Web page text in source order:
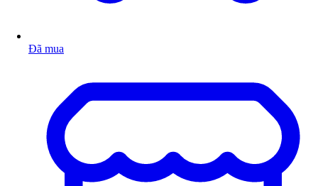
Đã mua